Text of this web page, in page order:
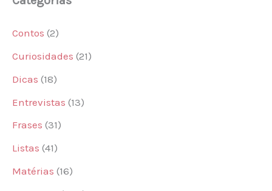
Contos (2)
Curiosidades (21)
Dicas (18)
Entrevistas (13)
Frases (31)
Listas (41)
Matérias (16)